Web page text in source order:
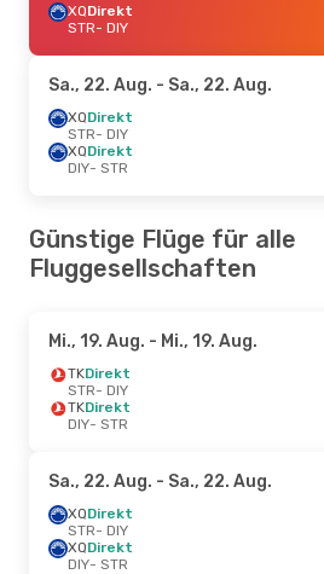
XQDirekt
STR- DIY
Sa., 22. Aug. - Sa., 22. Aug.
XQDirekt
STR- DIY
XQDirekt
DIY- STR
Günstige Flüge für alle
Fluggesellschaften
Mi., 19. Aug. - Mi., 19. Aug.
TKDirekt
STR- DIY
TKDirekt
DIY- STR
Sa., 22. Aug. - Sa., 22. Aug.
XQDirekt
STR- DIY
XQDirekt
DIY- STR